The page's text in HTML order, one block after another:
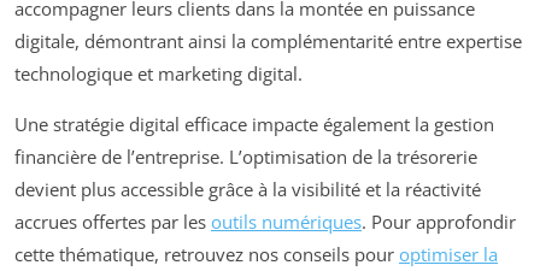
accompagner leurs clients dans la montée en puissance
digitale, démontrant ainsi la complémentarité entre expertise
technologique et marketing digital.
Une stratégie digital efficace impacte également la gestion
financière de l’entreprise. L’optimisation de la trésorerie
devient plus accessible grâce à la visibilité et la réactivité
accrues offertes par les outils numériques. Pour approfondir
cette thématique, retrouvez nos conseils pour optimiser la